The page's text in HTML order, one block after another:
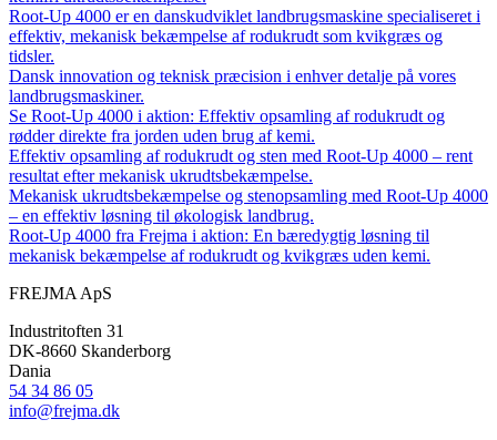
Root-Up 4000 er en danskudviklet landbrugsmaskine specialiseret i
effektiv, mekanisk bekæmpelse af rodukrudt som kvikgræs og
tidsler.
Dansk innovation og teknisk præcision i enhver detalje på vores
landbrugsmaskiner.
Se Root-Up 4000 i aktion: Effektiv opsamling af rodukrudt og
rødder direkte fra jorden uden brug af kemi.
Effektiv opsamling af rodukrudt og sten med Root-Up 4000 – rent
resultat efter mekanisk ukrudtsbekæmpelse.
Mekanisk ukrudtsbekæmpelse og stenopsamling med Root-Up 4000
– en effektiv løsning til økologisk landbrug.
Root-Up 4000 fra Frejma i aktion: En bæredygtig løsning til
mekanisk bekæmpelse af rodukrudt og kvikgræs uden kemi.
FREJMA ApS
Industritoften 31
DK-8660 Skanderborg
Dania
54 34 86 05
info@frejma.dk